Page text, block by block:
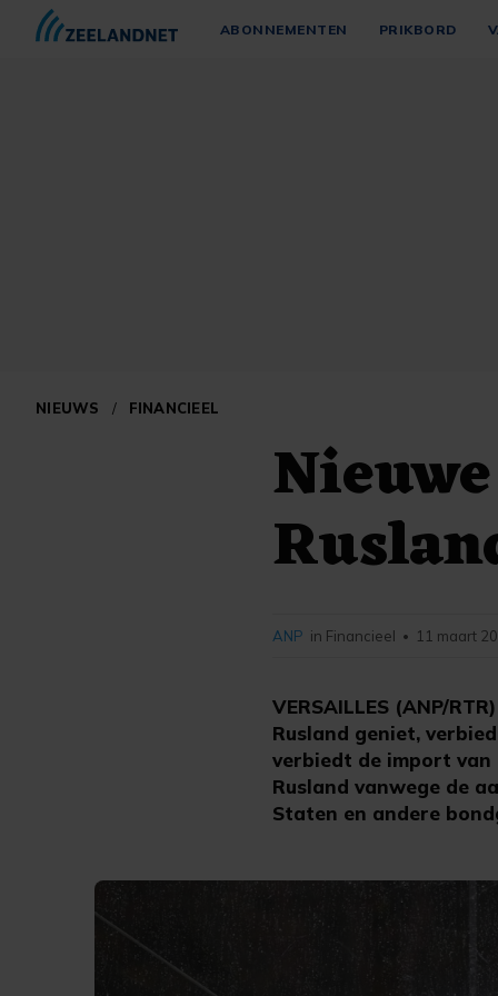
ABONNEMENTEN PRIKBORD
NIEUWS / FINANCIEEL
VERSAILLES (ANP/
Rusland geniet,
verbiedt de import van
Rusland vanwege de
Staten en andere
ANP in Financieel • 11 maart